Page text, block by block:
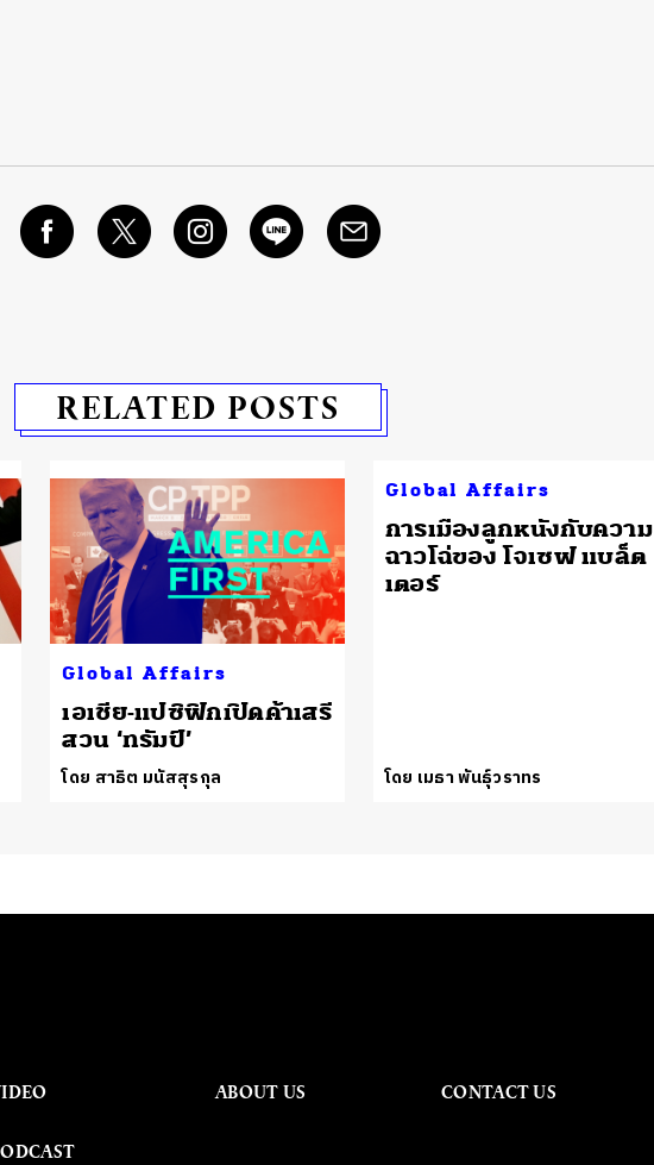
RELATED POSTS
Global Affairs
เอเชีย-แปซิฟิกเปิดค้าเสรี
สวน ‘ทรัมป์’
โดย สาธิต มนัสสุรกุล
Global Affairs
การเมืองลูกหนังกับความ
ฉาวโฉ่ของ โจเซฟ แบล็ต
เตอร์
โดย เมธา พันธุ์วราทร
ABOUT US CONTACT US